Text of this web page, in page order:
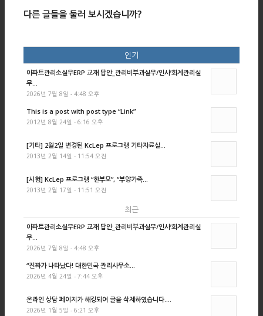
다른 글들을 둘러 보시겠습니까?
인기
아파트관리소실무ERP 교재 답안_관리비부과실무/인사’회계관리실
무...
2026년 7월 8일 - 4:48 오후
This is a post with post type “Link”
2012년 8월 24일 - 6:16 오후
[기타] 2월2일 변경된 KcLep 프로그램 기타자료실...
2013년 2월 14일 - 11:54 오전
[시험] KcLep 프로그램 “한부모”, “부양가족...
2013년 2월 17일 - 11:51 오전
최근
아파트관리소실무ERP 교재 답안_관리비부과실무/인사’회계관리실
무...
2026년 7월 8일 - 4:48 오후
“진짜가 나타났다! 대한민국 관리사무소...
2026년 4월 24일 - 7:44 오후
온라인 상담 페이지가 해킹되어 글을 삭제하였습니다....
2026년 1월 5일 - 6:21 오후